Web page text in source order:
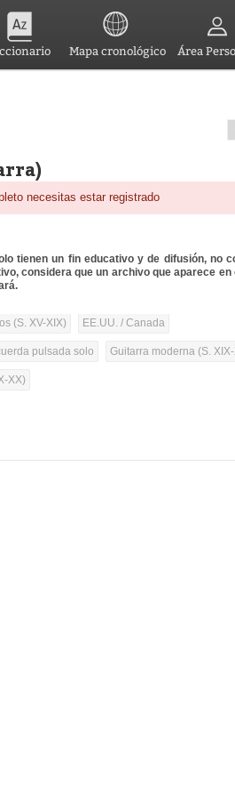
Mapa cronológico Área
necesitas estar registrado
tienen un fin educativo y de difusión, no
considera que un archivo que aparece en
(S. XV-XIX) EE.UU. / Canada
pulsada solo Guitarra moderna (S.
XX)